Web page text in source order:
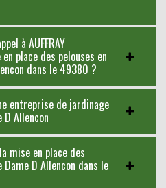
à AUFFRAY
place des pelouses en
dans le 49380 ?
entreprise de jardinage
Allencon
mise en place des
D Allencon dans le